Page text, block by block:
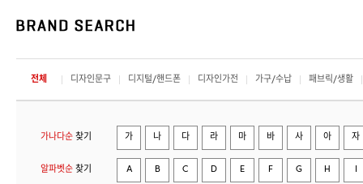
전체 디자인문구 디지털/핸드폰 디자인가전 가구/수납 패브릭/생활
가나다순 찾기 가 나 다 라 마 바 사 아 자
알파벳순 찾기 A B C D E F G H